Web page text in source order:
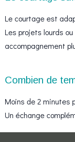
Le courtage est
Les projets lourds
accompagnement
Combien de
Moins de 2 minutes
Un échange